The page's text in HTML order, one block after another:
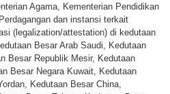
Agama, Kementerian Pendidikan
dan instansi terkait
(legalization/attestation) di kedutaan
Besar Arab Saudi, Kedutaan
Besar Republik Mesir, Kedutaan
Besar Negara Kuwait, Kedutaan
Kedutaan Besar China,